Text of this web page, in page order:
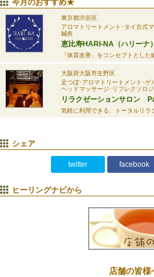
今月のおすすめ★
東京都渋谷区
アロマトリートメント･タイ古式
鍼灸
恵比寿HARI-NA（ハリーナ
「体質改善」をコンセプトとした
大阪府大阪市生野区
足つぼ･アロマトリートメント･
ヘッドマッサージ･リフレクソロ
リラクゼーションサロン
気軽に利用できる、トータルリラ
シェア
twitter facebook
ヒーリングナビから
店舗の皆様